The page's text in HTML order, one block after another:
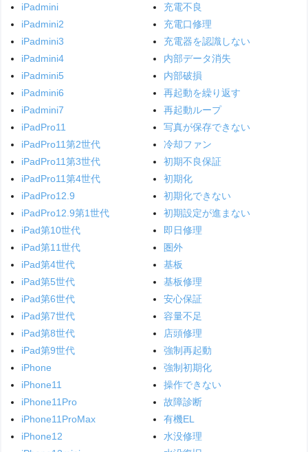
iPadmini
iPadmini2
iPadmini3
iPadmini4
iPadmini5
iPadmini6
iPadmini7
iPadPro11
iPadPro11第2世代
iPadPro11第3世代
iPadPro11第4世代
iPadPro12.9
iPadPro12.9第1世代
iPad第10世代
iPad第11世代
iPad第4世代
iPad第5世代
iPad第6世代
iPad第7世代
iPad第8世代
iPad第9世代
iPhone
iPhone11
iPhone11Pro
iPhone11ProMax
iPhone12
充電不良
充電口修理
充電器を認識しない
内部データ消失
内部破損
再起動を繰り返す
再起動ループ
写真が保存できない
冷却ファン
初期不良保証
初期化
初期化できない
初期設定が進まない
即日修理
圏外
基板
基板修理
安心保証
容量不足
店頭修理
強制再起動
強制初期化
操作できない
故障診断
有機EL
水没修理